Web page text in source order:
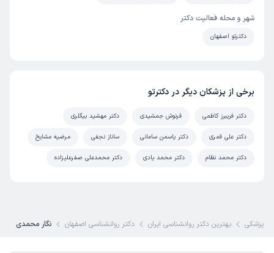
شهر و محله فعالیت دکتر
دکترتو اصفهان
برخی از پزشکان دیگر در دکترتو
دکتر فریبرز کاظمی فرنوش جمشیدی دکتر مهشید بیگلری
دکتر علی قمری دکتر یاسمن سامانی ساناز نجفی مرضیه مشایخ
دکتر محمد نظام دکتر محمد یادی دکتر محمدعلی صفرعلیزاده
پزشکی بهترین دکتر روانشناسی ایران دکتر روانشناسی اصفهان نگار محمدی